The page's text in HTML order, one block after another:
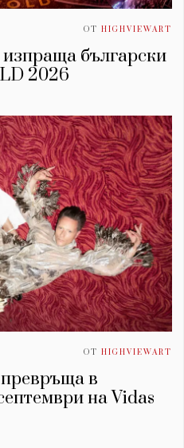
ОТ HIGHVIEWART
български
2026
ОТ HIGHVIEWART
превръща в
на Vidas